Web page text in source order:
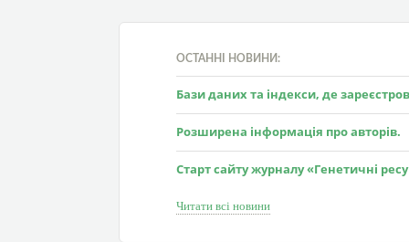
ОСТАННІ НОВИНИ:
Бази даних та індекси, де
Розширена інформація про авторів.
Старт сайту журналу «Генетичні
Читати всі новини